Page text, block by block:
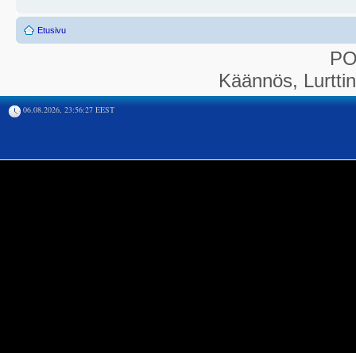
Etusivu
Käännös,
06.08.2026, 23:56:27 EEST